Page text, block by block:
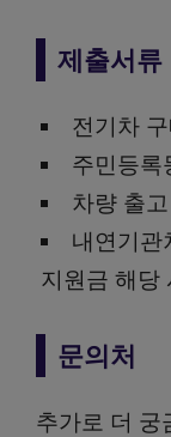
제출서류
전기차
주민등록
차량 출
내연기관
지원금 해당
문의처
추가로 더 궁